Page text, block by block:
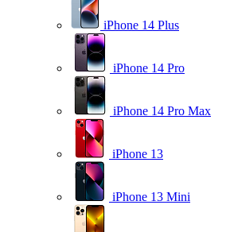
iPhone 14 Plus
iPhone 14 Pro
iPhone 14 Pro Max
iPhone 13
iPhone 13 Mini